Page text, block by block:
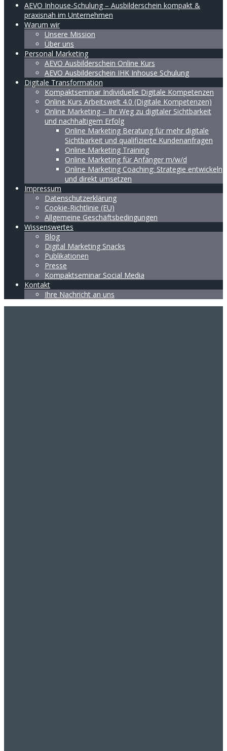
AEVO Inhouse-Schulung – Ausbilderschein kompakt &
praxisnah im Unternehmen
Warum wir
Unsere Mission
Über uns
Personal Marketing
AEVO Ausbilderschein Online Kurs
AEVO Ausbilderschein IHK Inhouse Schulung
Digitale Transformation
Kompaktseminar Individuelle Digitale Kompetenzen
Online Kurs Arbeitswelt 4.0 (Digitale Kompetenzen)
Online Marketing – Ihr Weg zu digitaler Sichtbarkeit
und nachhaltigem Erfolg
Online Marketing Beratung für mehr digitale
Sichtbarkeit und qualifizierte Kundenanfragen
Online Marketing Training
Online Marketing für Anfänger m/w/d
Online Marketing Coaching: Strategie entwickeln
und direkt umsetzen
Impressum
Datenschutzerklärung
Cookie-Richtlinie (EU)
Allgemeine Geschäftsbedingungen
Wissenswertes
Blog
Digital Marketing Snacks
Publikationen
Presse
Kompaktseminar Social Media
Kontakt
Ihre Nachricht an uns